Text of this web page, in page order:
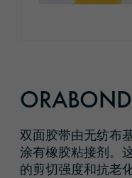
ORABOND
双面胶带由无纺布
涂有橡胶粘接剂。
的剪切强度和抗老化